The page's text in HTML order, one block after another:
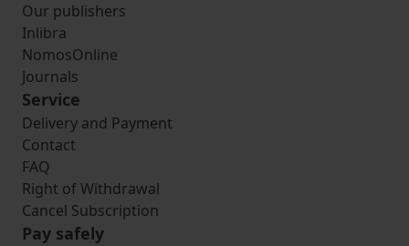
Our publishers
Inlibra
NomosOnline
Journals
Service
Delivery and Payment
Contact
FAQ
Right of Withdrawal
Cancel Subscription
Pay safely